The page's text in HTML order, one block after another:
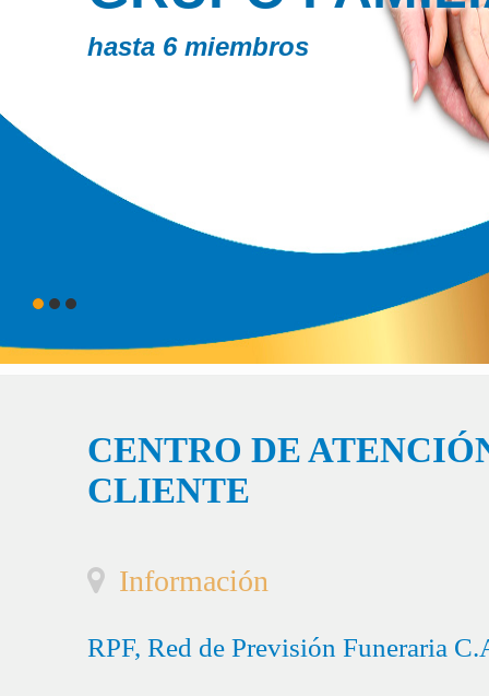
a
CENTRO DE
CLIENTE
Información
RPF, Red de Previsión Funeraria